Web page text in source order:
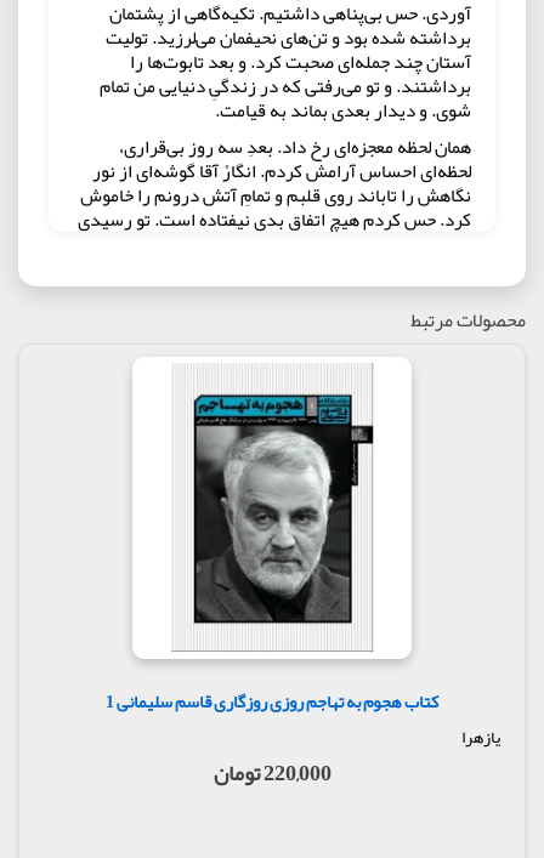
آوردی. حس بی‌پناهی داشتیم. تکیه‌گاهی از پشتمان
برداشته شده بود و تن‌های نحیفمان می‌لرزید. تولیت
آستان چند جمله‌ای صحبت کرد. و بعد تابوت‌ها را
برداشتند. و تو می‌رفتی که در زندگیِ دنیایی من تمام
شوی. و دیدار بعدی بماند به قیامت.
همان لحظه معجزه‌ای رخ داد. بعدِ سه روز بی‌قراری،
لحظه‌ای احساس آرامش کردم. انگارْ آقا گوشه‌ای از نور
نگاهش را تاباند روی قلبم و تمامِ آتش درونم را خاموش
کرد. حس کردم هیچ اتفاق بدی نیفتاده است. تو رسیدی
و در اَمانی. ما هم خواهیم رسید. کمی دیرتر. کاهلانه‌تر.
ارباب خواهی برد. جایی که چهرۀ دلربایش را بهشت
می‌نامند.
مولف : ساجده ابراهیمی
ناشر : انتشارات سوره مهر
محصولات مرتبط
کتاب هجوم به تهاجم روزی روزگاری قاسم سلیمانی 1
یازهرا
220,000 تومان